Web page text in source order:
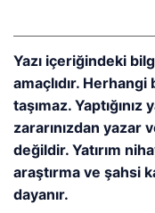
Yazı içeriğindeki
amaçlıdır.
taşımaz.
zararınızdan
değildir. Yatırım
araştırma ve şahsi
dayanır.